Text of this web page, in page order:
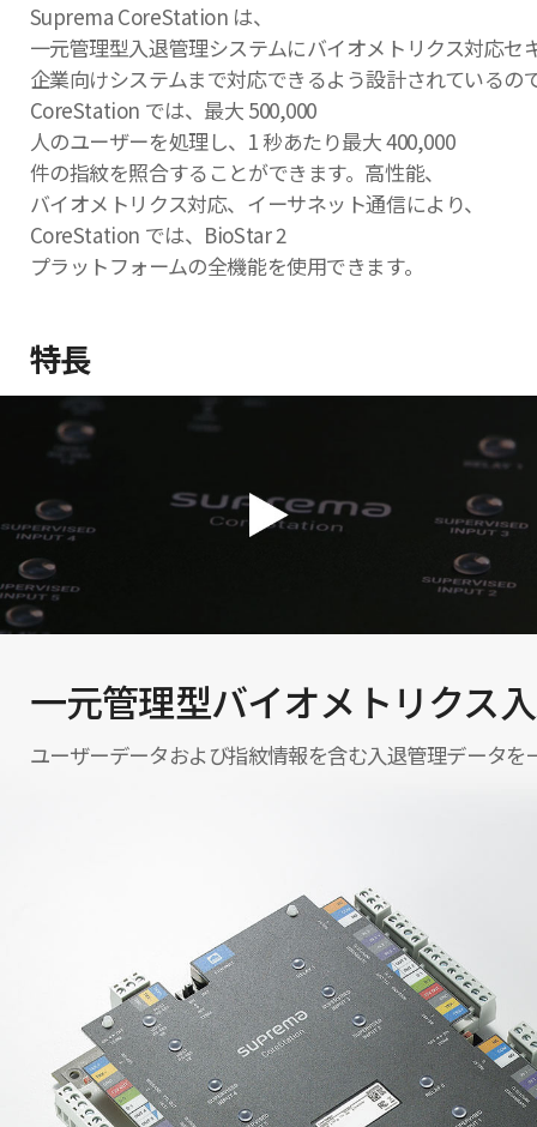
Suprema CoreStation は、
一元管理型入退管理システムにバイオメトリクス対応
企業向けシステムまで対応できるよう設計されているの
CoreStation では、最大 500,000
人のユーザーを処理し、1 秒あたり最大 400,000
件の指紋を照合することができます。高性能、
バイオメトリクス対応、イーサネット通信により、
CoreStation では、BioStar 2
プラットフォームの全機能を使用できます。
特長
一元管理型バイオメトリクス
ユーザーデータおよび指紋情報を含む入退管理データを